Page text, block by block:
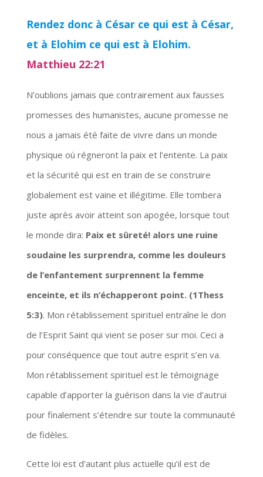
Rendez donc à César ce qui est à César,
et à Elohim ce qui est à Elohim.
Matthieu 22:21
N’oublions jamais que contrairement aux fausses
promesses des humanistes, aucune promesse ne
nous a jamais été faite de vivre dans un monde
physique où régneront la paix et l’entente. La paix
et la sécurité qui est en train de se construire
globalement est vaine et illégitime. Elle tombera
juste après avoir atteint son apogée, lorsque tout
le monde dira: Paix et sûreté! alors une ruine
soudaine les surprendra, comme les douleurs
de l’enfantement surprennent la femme
enceinte, et ils n’échapperont point. (1Thess
5:3). Mon rétablissement spirituel entraîne le don
de l’Esprit Saint qui vient se poser sur moi. Ceci a
pour conséquence que tout autre esprit s’en va.
Mon rétablissement spirituel est le témoignage
capable d’apporter la guérison dans la vie d’autrui
pour finalement s’étendre sur toute la communauté
de fidèles.
Cette loi est d’autant plus actuelle qu’il est de